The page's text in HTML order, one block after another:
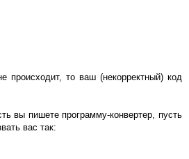
происходит, то ваш (некорректный) код
вы пишете программу-конвертер, пусть
вас так: